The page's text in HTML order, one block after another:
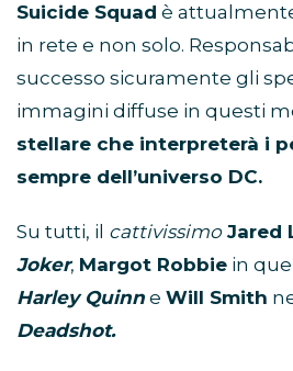
Suicide Squad è
in rete e non solo.
successo sicuramente gli
immagini diffuse in questi
stellare che interpreterà i
sempre dell’universo DC.
Su tutti, il cattivissimoJared
Joker, Margot Robbie in
Harley Quinn e Will Smith
Deadshot.